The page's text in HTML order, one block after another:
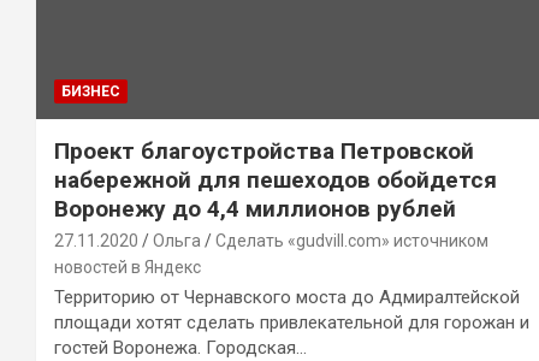
БИЗНЕС
Проект благоустройства Петровской
набережной для пешеходов обойдется
Воронежу до 4,4 миллионов рублей
27.11.2020 Ольга
Сделать «gudvill.com» источником
новостей в Яндекс
Территорию от Чернавского моста до Адмиралтейской
площади хотят сделать привлекательной для горожан и
гостей Воронежа. Городская…